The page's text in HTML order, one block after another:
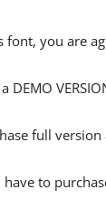
you are
full
to